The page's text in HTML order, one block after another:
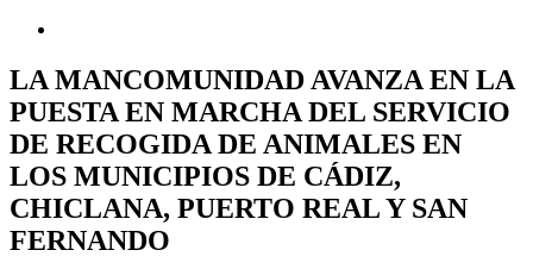
LA MANCOMUNIDAD AVANZA EN LA
PUESTA EN MARCHA DEL SERVICIO
DE RECOGIDA DE ANIMALES EN
LOS MUNICIPIOS DE CÁDIZ,
CHICLANA, PUERTO REAL Y SAN
FERNANDO